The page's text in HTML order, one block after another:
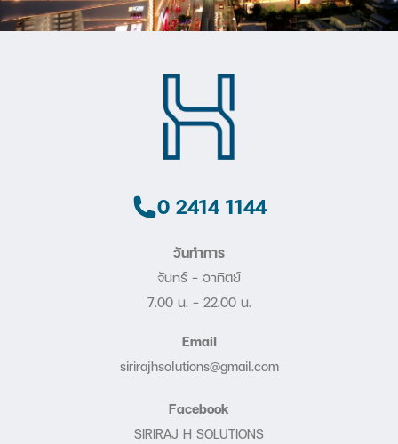
0 2414 1144
วันทำการ
จันทร์ - อาทิตย์
7.00 น. – 22.00 น.
Email
sirirajhsolutions@gmail.com
Facebook
SIRIRAJ H SOLUTIONS